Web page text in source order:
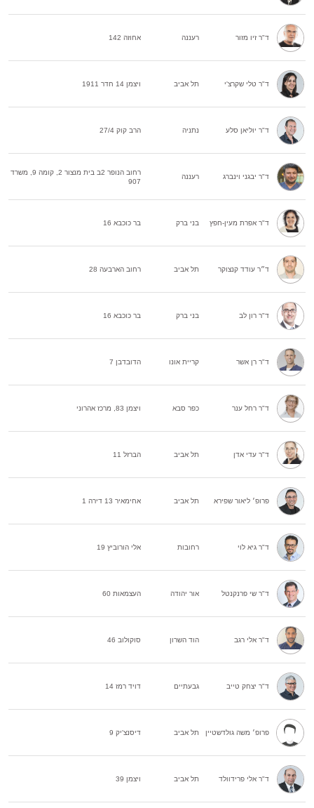
ד"ר זיו מזור רעננה אחוזה 142
ד"ר טלי שקרצ'י תל אביב ויצמן 14 חדר 1911
ד"ר יוליאן סלע נתניה הרב קוק 27/4
ד"ר יבגני וינברג רעננה
רחוב הנופר 2ב בית מנצור 2, קומה 9, משרד
907
ד"ר אפרת מעין-חפץ בני ברק בר כוכבא 16
ד״ר עודד קנצוקר תל אביב רחוב הארבעה 28
ד"ר רון לב בני ברק בר כוכבא 16
ד"ר רן אשר קריית אונו הדובדבן 7
ד"ר רחל ענר כפר סבא ויצמן 83, מרכז אהרוני
ד"ר עדי אדן תל אביב הברזל 11
פרופ׳ ליאור שפירא תל אביב אחימאיר 13 דירה 1
ד"ר גיא לוי רחובות אלי הורוביץ 19
ד"ר שי פרנקנטל אור יהודה העצמאות 60
ד"ר אלי רגב הוד השרון סוקולוב 46
ד"ר יצחק טייב גבעתיים דויד רמז 14
פרופ׳ משה גולדשטיין תל אביב דיסנצ'יק 9
ד"ר אלי פרידוולד תל אביב ויצמן 39